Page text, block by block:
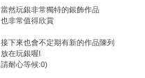
當然玩銀非常獨特的銀飾作品
也非常值得欣賞
接下來也會不定期有新的作品陳列
放在玩銀喔!
請耐心等候:0)